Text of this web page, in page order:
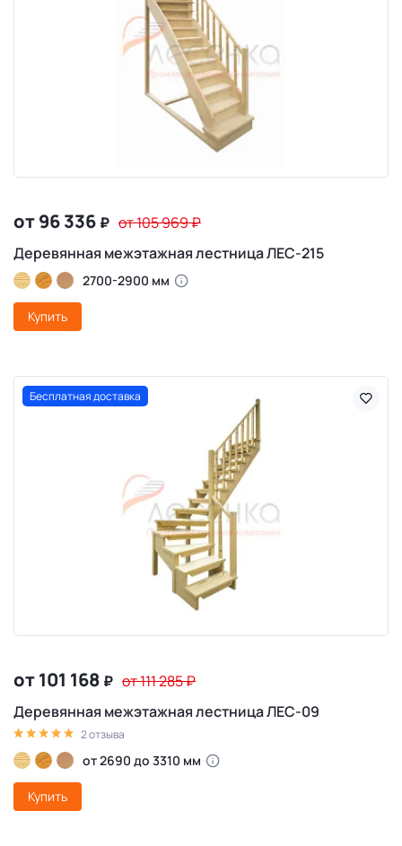
от 96 336 ₽ от 105 969₽
Деревянная межэтажная лестница ЛЕС-215
2700-2900 мм
Купить
Бесплатная доставка
от 101 168 ₽ от 111 285₽
Деревянная межэтажная лестница ЛЕС-09
2 отзыва
от 2690 до 3310 мм
Купить